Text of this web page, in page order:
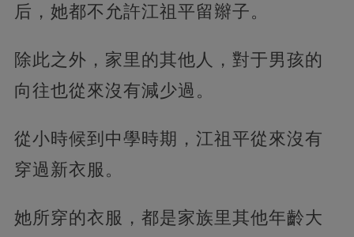
后，她都不允許江祖平留辮子。
除此之外，家里的其他人，對于男孩的
向往也從來沒有減少過。
從小時候到中學時期，江祖平從來沒有
穿過新衣服。
她所穿的衣服，都是家族里其他年齡大